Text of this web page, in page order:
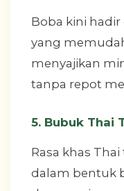
Boba kini
yang
menyajikan
tanpa repot
5. Bubuk Thai
Rasa khas
dalam bentuk